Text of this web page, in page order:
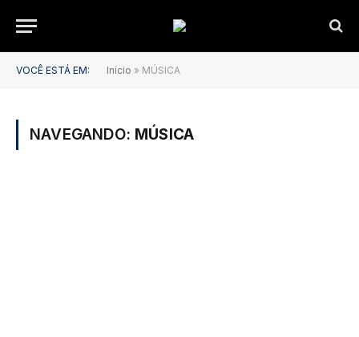
VOCÊ ESTÁ EM: Início » MÚSICA
NAVEGANDO: MÚSICA